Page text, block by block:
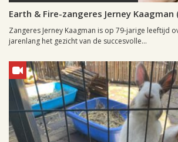
Earth & Fire-zangeres Jerney Kaagman
Zangeres Jerney Kaagman is op 79-jarige leeftijd
jarenlang het gezicht van de succesvolle...